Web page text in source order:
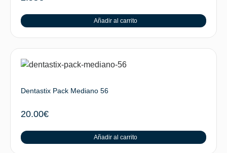
Añadir al carrito
Dentastix Pack Mediano 56
20.00€
Añadir al carrito